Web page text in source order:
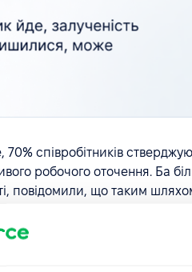
70% співробітників
робочого оточення. Ба
повідомили, що таким шляхом
співробітників, що